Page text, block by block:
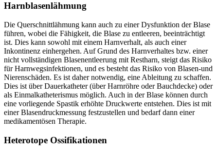
Harnblasenlähmung
Die Querschnittlähmung kann auch zu einer Dysfunktion der Blase
führen, wobei die Fähigkeit, die Blase zu entleeren, beeinträchtigt
ist. Dies kann sowohl mit einem Harnverhalt, als auch einer
Inkontinenz einhergehen. Auf Grund des Harnverhaltes bzw. einer
nicht vollständigen Blasenentleerung mit Restharn, steigt das Risiko
für Harnwegsinfektionen, und es besteht das Risiko von Blasen-und
Nierenschäden. Es ist daher notwendig, eine Ableitung zu schaffen.
Dies ist über Dauerkatheter (über Harnröhre oder Bauchdecke) oder
als Einmalkatheterismus möglich. Auch in der Blase können durch
eine vorliegende Spastik erhöhte Druckwerte entstehen. Dies ist mit
einer Blasendruckmessung festzustellen und bedarf dann einer
medikamentösen Therapie.
Heterotope Ossifikationen